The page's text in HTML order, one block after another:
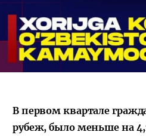
Cumbre
- China"
В первом квартале
рубеж, было меньше на